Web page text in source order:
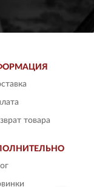
товара